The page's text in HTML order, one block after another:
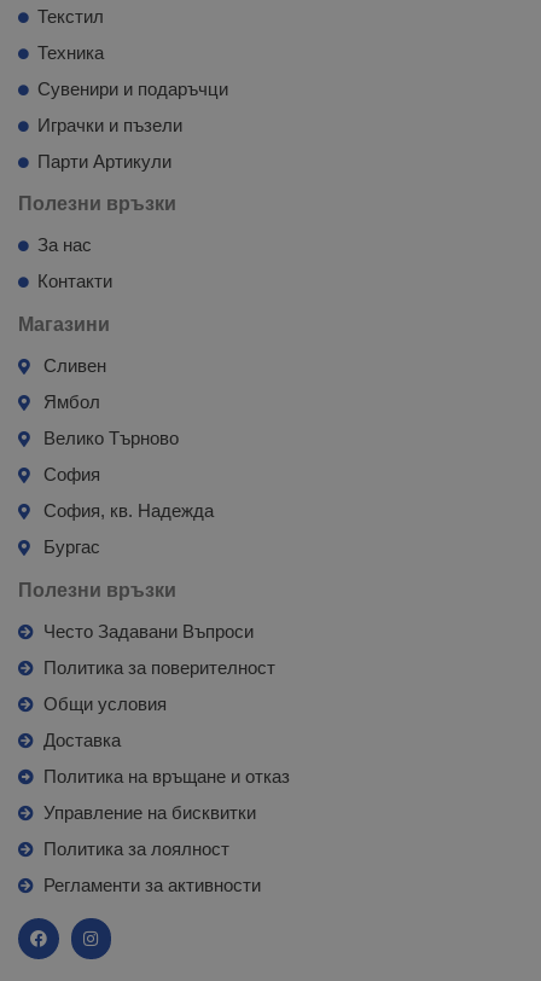
Текстил
Техника
Сувенири и подаръчци
Играчки и пъзели
Парти Артикули
Полезни връзки
За нас
Контакти
Магазини
Сливен
Ямбол
Велико Търново
София
София, кв. Надежда
Бургас
Полезни връзки
Често Задавани Въпроси
Политика за поверителност
Общи условия
Доставка
Политика на връщане и отказ
Управление на бисквитки
Политика за лоялност
Регламенти за активности